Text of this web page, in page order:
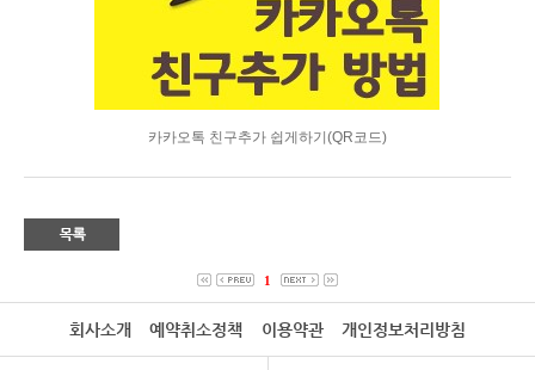
카카오톡 친구추가 쉽게하기(QR코드)
1
회사소개 예약취소정책 이용약관 개인정보처리방침